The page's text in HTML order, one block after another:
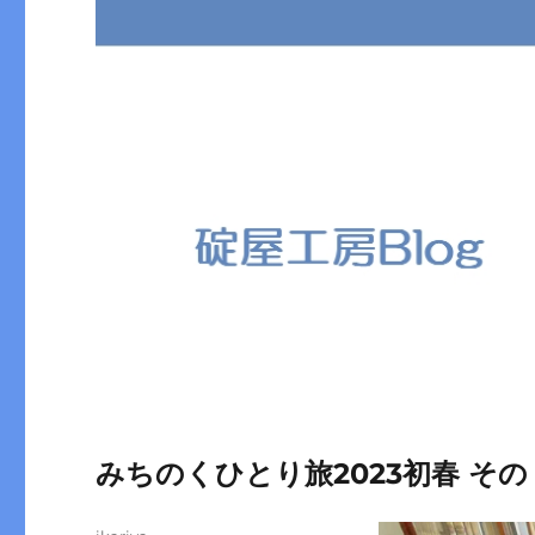
みちのくひとり旅2023初春 その